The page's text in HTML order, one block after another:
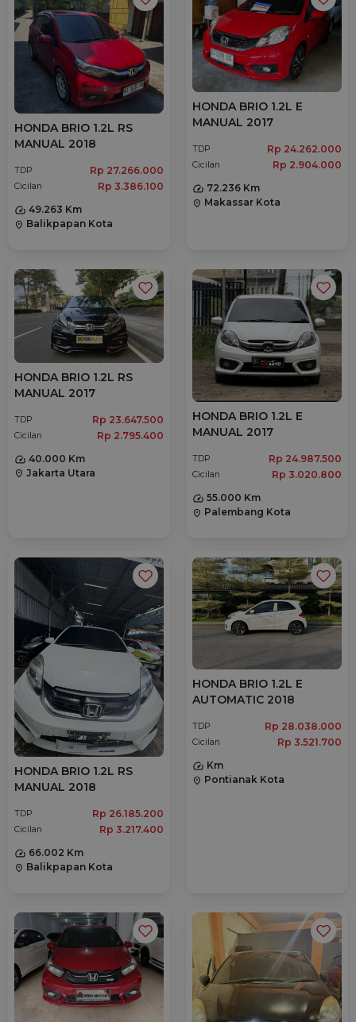
HONDA BRIO 1.2L RS
MANUAL 2018
TDP Rp 27.266.000
Cicilan
Rp 3.386.100
49.263 Km
location_on Balikpapan Kota
HONDA BRIO 1.2L E
MANUAL 2017
TDP Rp 24.262.000
Cicilan
Rp 2.904.000
72.236 Km
location_on Makassar Kota
HONDA BRIO 1.2L RS
MANUAL 2017
TDP Rp 23.647.500
Cicilan
Rp 2.795.400
40.000 Km
location_on Jakarta Utara
HONDA BRIO 1.2L E
MANUAL 2017
TDP Rp 24.987.500
Cicilan
Rp 3.020.800
55.000 Km
location_on Palembang Kota
HONDA BRIO 1.2L RS
MANUAL 2018
TDP Rp 26.185.200
Cicilan
Rp 3.217.400
66.002 Km
location_on Balikpapan Kota
HONDA BRIO 1.2L E
AUTOMATIC 2018
TDP Rp 28.038.000
Cicilan
Rp 3.521.700
Km
location_on Pontianak Kota